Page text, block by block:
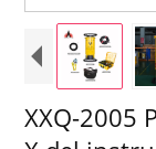
XXQ-2005